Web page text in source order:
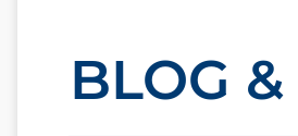
BLOG